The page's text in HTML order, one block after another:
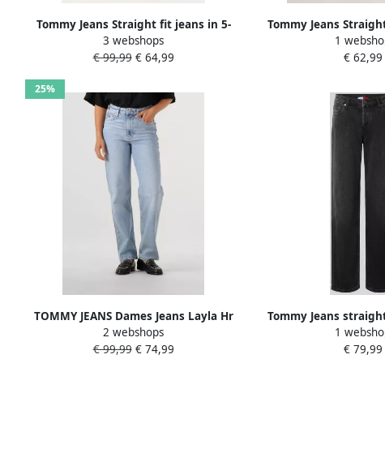
Tommy Jeans Straight fit jeans in 5-
pocketmodel model 'LAYLA'
3 webshops
€ 99,99€ 64,99
Tommy Jeans
katoenmix
1
€ 62,99
25%
TOMMY JEANS Dames Jeans Layla Hr
Slim Str Bi0112 Co Lichtblauw
2 webshops
€ 99,99€ 74,99
Tommy Jeans
1
€ 79,99